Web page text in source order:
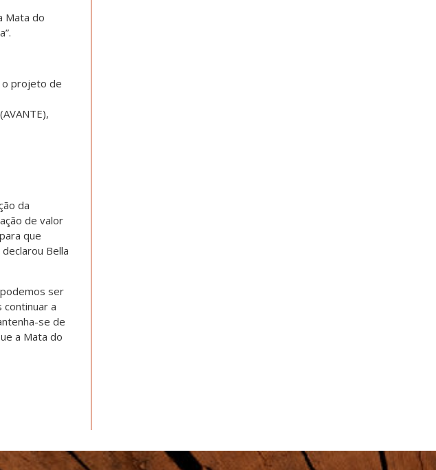
Mata do
o projeto de
da
de valor
que
Bella
ser
continuar a
se de
a Mata do